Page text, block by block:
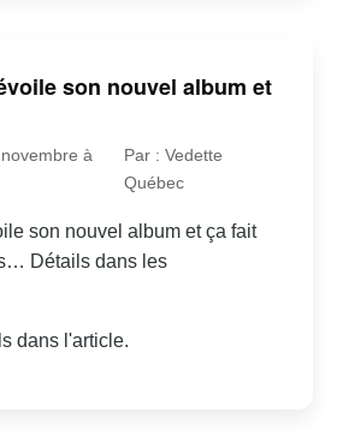
son nouvel album et
à
Par : Vedette
Québec
son nouvel album et ça fait
Détails dans les
dans l'article.